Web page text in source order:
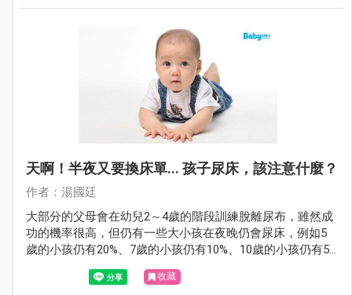
天啊！半夜又要換床單... 孩子尿床，該注意什麼？
作者：湯國廷
大部分的父母會在幼兒2～4歲的階段訓練脫離尿布，雖然成
功的機率很高，但仍有一些大小孩在夜晚仍會尿床，例如5
歲的小孩仍有20%、7歲的小孩仍有10%、10歲的小孩仍有5%
會尿床。尿床雖然稱不上什麼嚴重的醫療問題，但對父母或
小孩而言，尿床這件事，有時卻是沉重的打擊。
收藏